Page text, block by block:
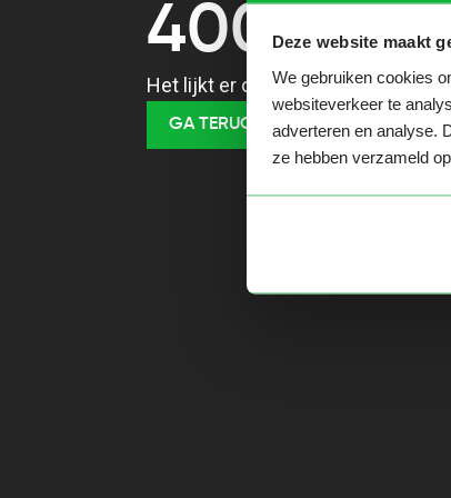
Deze website maakt
We gebruiken cookies
websiteverkeer te
adverteren en analyse.
ze hebben verzameld
400
Het lijkt er op dat je een
GA TERUG NAAR HOME